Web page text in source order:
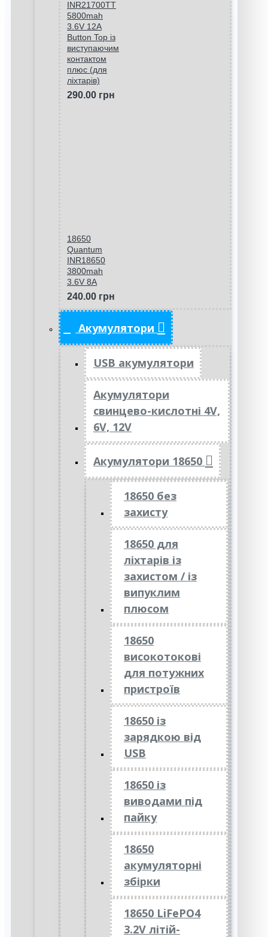
INR21700TT
5800mah
3.6V 12A
Button Top із
виступаючим
контактом
плюс (для
ліхтарів)
290.00 грн
18650
Quantum
INR18650
3800mah
3.6V 8A
240.00 грн
Акумулятори
USB акумулятори
Акумулятори
свинцево-кислотні 4V,
6V, 12V
Акумулятори 18650
18650 без
захисту
18650 для
ліхтарів із
захистом / із
випуклим
плюсом
18650
високотокові
для потужних
пристроїв
18650 із
зарядкою від
USB
18650 із
виводами під
пайку
18650
акумуляторні
збірки
18650 LiFePO4
3.2V літій-